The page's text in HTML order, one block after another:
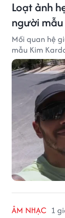
Loạt ảnh
người
Mối quan hệ
mẫu Kim
ÂM NHẠC 1